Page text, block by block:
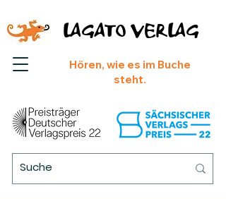
Hören, wie es im Buche
steht.
LAGATO VERLAG